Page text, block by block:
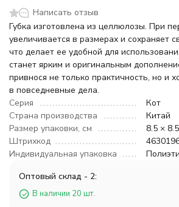
Написать отзыв
Губка изготовлена из целлюлозы. При
увеличивается в размерах и сохраняет
что делает ее удобной для
станет ярким и оригинальным
привнося не только практичность, но и
в повседневные дела.
Серия
Кот
Страна производства
Китай
Размер упаковки, см
8.5 ×
Штрихкод
Индивидуальная упаковка
Оптовый склад - 2:
В наличии 20 шт.